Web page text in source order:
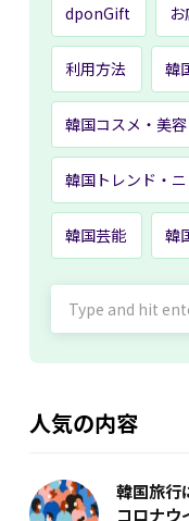
dponGift
利用方法 韓
韓国コスメ・美容
韓国トレンド・ニ
韓国芸能 韓
人気の内容
韓国旅行
コロナウ